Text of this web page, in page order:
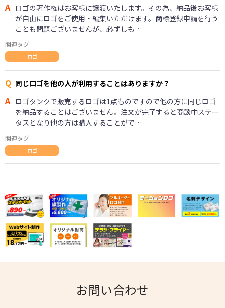
A ロゴの著作権はお客様に譲渡いたします。その為、納品後お客様
が自由にロゴをご使用・編集いただけます。商標登録申請を行う
ことも問題ございませんが、必ずしも…
関連タグ
ロゴ
Q 同じロゴを他の人が利用することはありますか？
A ロゴタンクで販売するロゴは1点ものですので他の方に同じロゴ
を納品することはございません。注文が完了すると商談中ステー
タスとなり他の方は購入することがで…
関連タグ
ロゴ
お問い合わせ